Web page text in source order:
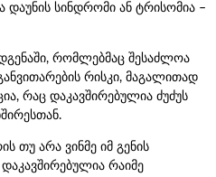
სინდრომი ან ტრისომია –
რომლებმაც შესაძლოა
რისკი, მაგალითად
რაც დაკავშირებულია ძუძუს
თუ არა ვინმე იმ გენის
რაიმე